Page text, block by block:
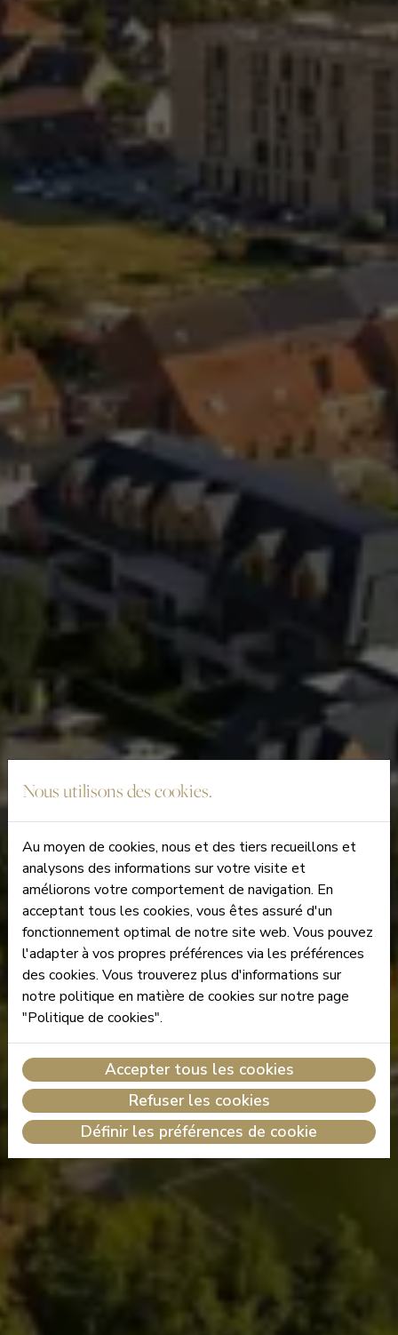
Nous utilisons des cookies.
Au moyen de cookies, nous et des tiers recueillons et
analysons des informations sur votre visite et
améliorons votre comportement de navigation. En
acceptant tous les cookies, vous êtes assuré d'un
fonctionnement optimal de notre site web. Vous pouvez
l'adapter à vos propres préférences via les préférences
des cookies. Vous trouverez plus d'informations sur
notre politique en matière de cookies sur notre page
"Politique de cookies".
Accepter tous les cookies
Refuser les cookies
Définir les préférences de cookie